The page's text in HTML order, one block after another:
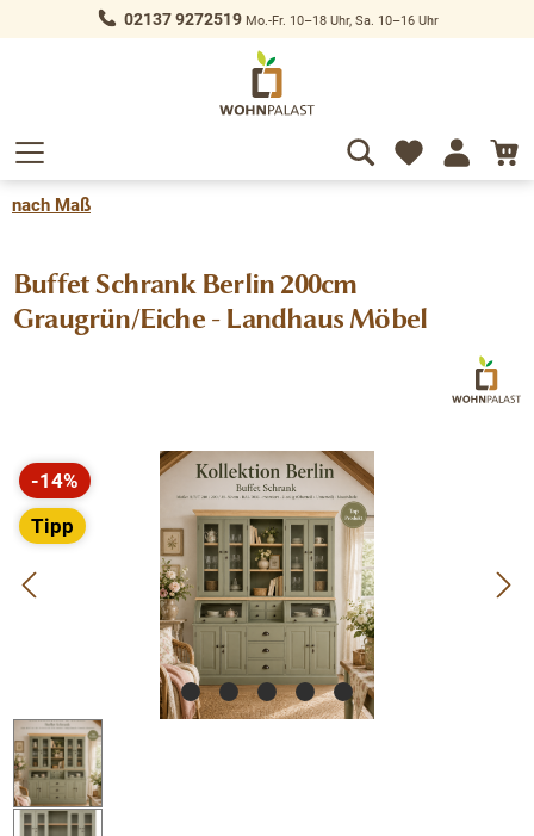
springen 02137 9272519Mo.-Fr. 10–18 Uhr, Sa. 10–16 Uhr
nach Maß
Buffet Schrank Berlin 200cm
Graugrün/Eiche - Landhaus Möbel
Bildergalerie überspringen
-14%
Rabatt
Tipp